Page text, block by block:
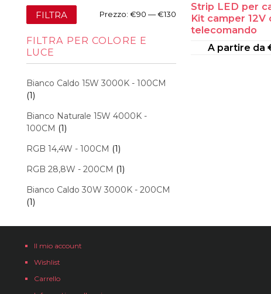
Strip LED per
Kit camper 12V
telecomando
A partire da
Prezzo
Prezzo
Max
FILTRA Prezzo: €90 —€130
FILTRA PER COLORE E
LUCE
Bianco Caldo 15W 3000K - 100CM
(1)
Bianco Naturale 15W 4000K -
100CM (1)
RGB 14,4W - 100CM (1)
RGB 28,8W - 200CM (1)
Bianco Caldo 30W 3000K - 200CM
(1)
Il mio account
Wishlist
Carrello